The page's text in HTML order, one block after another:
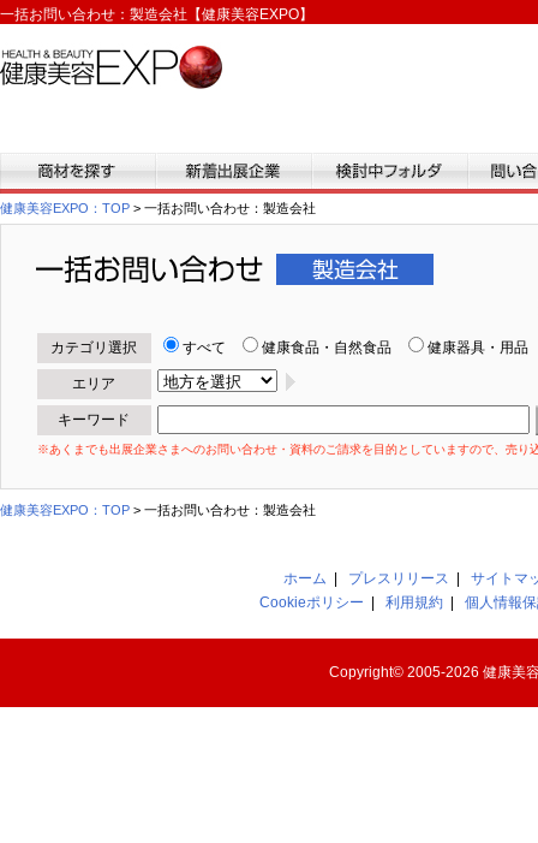
一括お問い合わせ：製造会社【健康美容EXPO】
商材を探す 新着出展企業
健康美容EXPO：TOP > 一括お問い合わせ：製造会社
カテゴリ選択 すべて 健康食品・自然食品 健康器具・用品
エリア
キーワード
※あくまでも出展企業さまへのお問い合わせ・資料のご請求を目的としていますので、売り
健康美容EXPO：TOP > 一括お問い合わせ：製造会社
ホーム プレスリリース |サイトマ
Cookieポリシー
|利用規約 |個人情報
Copyright© 2005-2026健康美